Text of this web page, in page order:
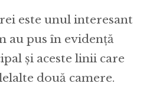
este unul interesant
au pus în evidență
și aceste linii care
două camere.